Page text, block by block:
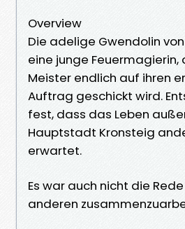
Overview
Die adelige Gwendolin
eine junge Feuermagierin,
Meister endlich auf ihren
Auftrag geschickt wird.
fest, dass das Leben
Hauptstadt Kronsteig
erwartet.
Es war auch nicht die
anderen